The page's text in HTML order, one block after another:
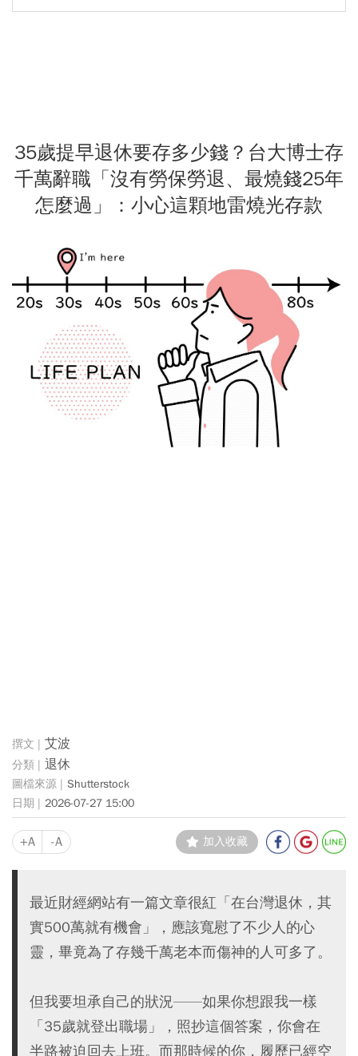
35歲提早退休要存多少錢？台大博士存
千萬辭職「沒有勞保勞退、最燒錢25年
怎麼過」：小心這顆地雷燒光存款
艾波
退休
Shutterstock
2026-07-27 15:00
+A -A 加入收藏
最近財經網站有一篇文章很紅「在台灣退休，其
實500萬就有機會」，應該寬慰了不少人的心
靈，畢竟為了存幾千萬老本而傷神的人可多了。
但我要坦承自己的狀況——如果你想跟我一樣
「35歲就登出職場」，照抄這個答案，你會在
半路被迫回去上班。而那時候的你，履歷已經空